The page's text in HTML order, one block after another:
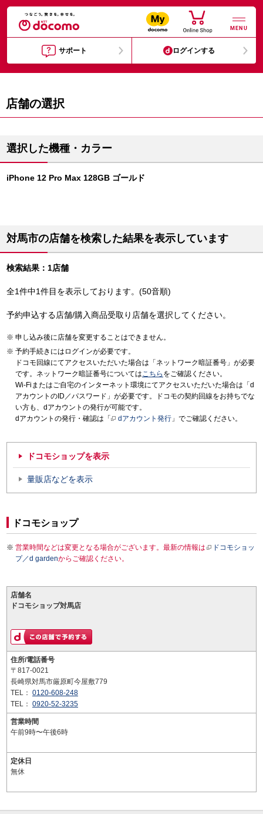
MENU
サポート ログインする
店舗の選択
選択した機種・カラー
iPhone 12 Pro Max 128GB ゴールド
対馬市の店舗を検索した結果を表示しています
検索結果：1店舗
全1件中1件目を表示しております。(50音順)
予約申込する店舗/購入商品受取り店舗を選択してください。
申し込み後に店舗を変更することはできません。
予約手続きにはログインが必要です。
ドコモ回線にてアクセスいただいた場合は「ネットワーク暗証番号」が必要
です。ネットワーク暗証番号についてはこちら をご確認ください。
Wi-Fiまたはご自宅のインターネット環境にてアクセスいただいた場合は「d
アカウントのID／パスワード」が必要です。ドコモの契約回線をお持ちでな
い方も、dアカウントの発行が可能です。
dアカウントの発行・確認は「
dアカウント発行 」でご確認ください。
ドコモショップを表示
量販店などを表示
ドコモショップ
営業時間などは変更となる場合がございます。最新の情報は
ドコモショッ
プ／d gardenからご確認ください。
店舗名
ドコモショップ対馬店
住所/電話番号
〒817-0021
長崎県対馬市厳原町今屋敷779
TEL： 0120-608-248
TEL： 0920-52-3235
営業時間
午前9時〜午後6時
定休日
無休